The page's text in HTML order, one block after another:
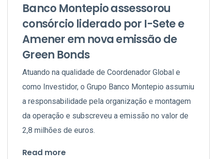
Banco Montepio assessorou
consórcio liderado por I-Sete e
Amener em nova emissão de
Green Bonds
Atuando na qualidade de Coordenador Global e
como Investidor, o Grupo Banco Montepio assumiu
a responsabilidade pela organização e montagem
da operação e subscreveu a emissão no valor de
2,8 milhões de euros.
Read more